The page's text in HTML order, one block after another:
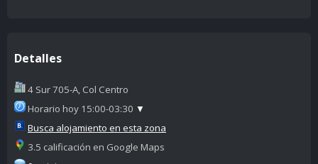
Detalles
4 Sur 705-A, Col Centro
Horario hoy 15:00-03:30 ▼
Busca alojamiento en esta zona
3.5 calificación en Google Maps